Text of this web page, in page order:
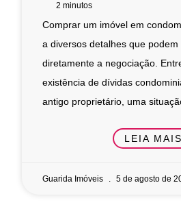
2 minutos
Comprar um imóvel em
a diversos detalhes que podem
diretamente a negociação.
existência de dívidas
antigo proprietário, uma
LEIA MAIS
Guarida Imóveis 5 de agosto de